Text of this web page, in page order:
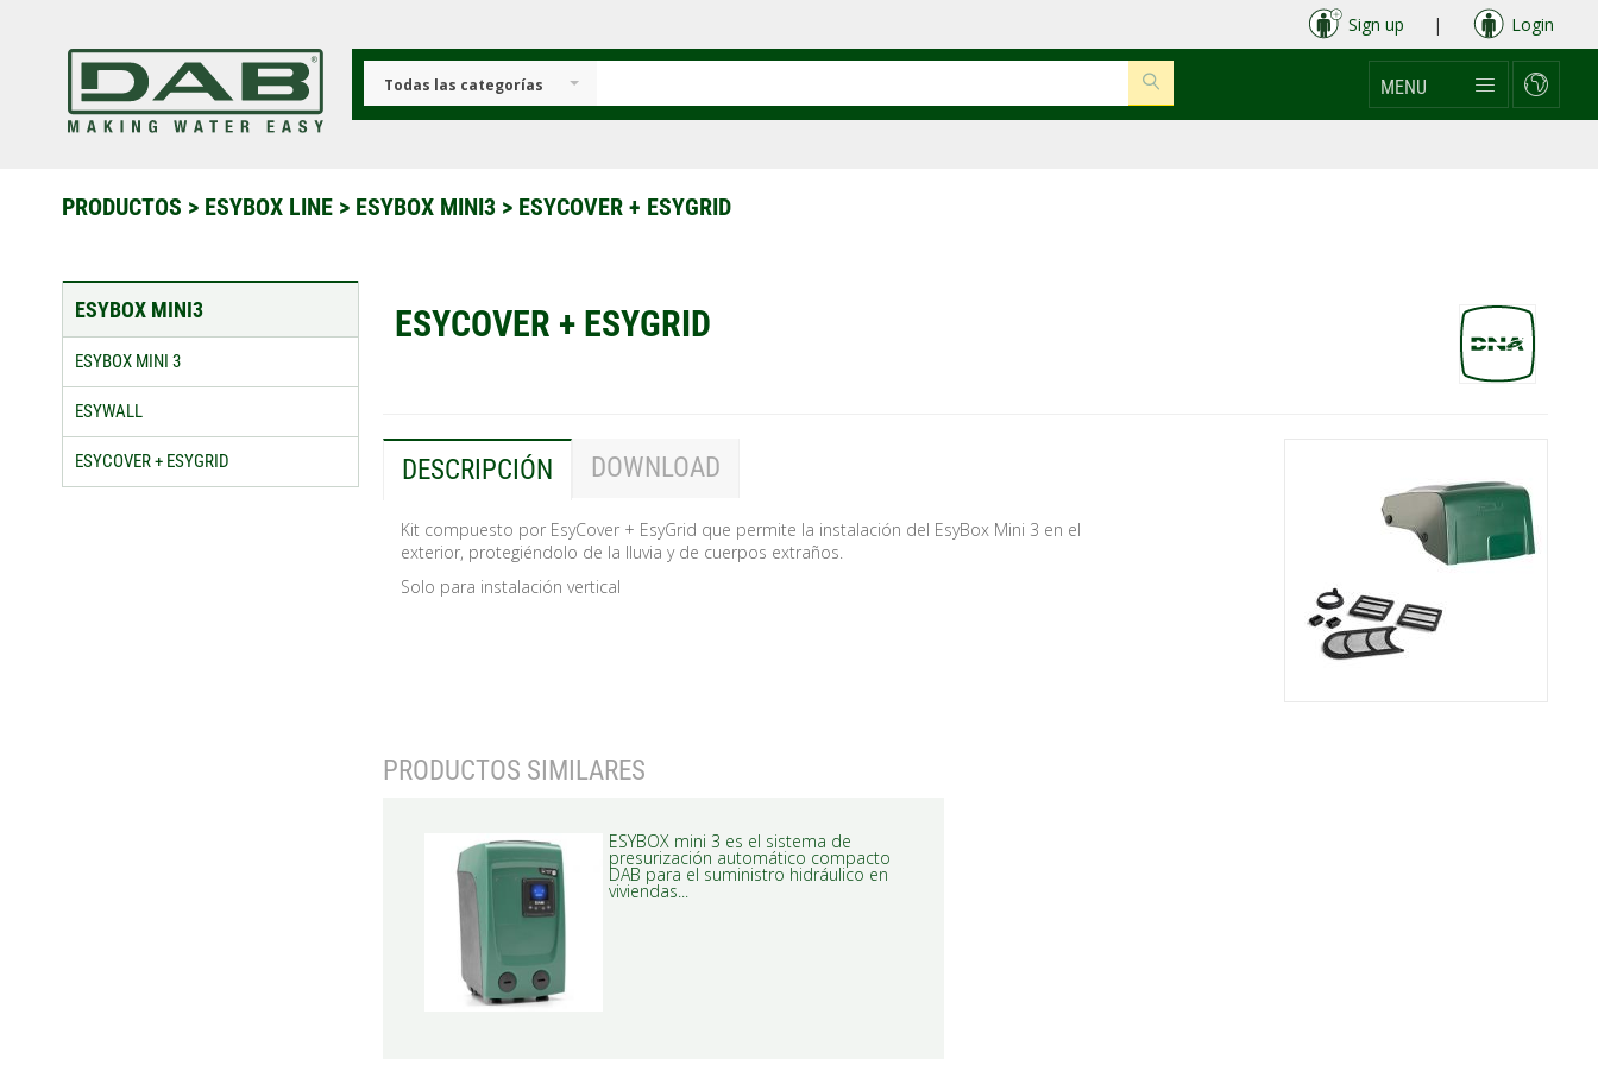
contenido
Sign up | Login
Todas las categorías MENU
PRODUCTOS > ESYBOX LINE > ESYBOX MINI3 > ESYCOVER + ESYGRID
ESYBOX MINI3
ESYBOX MINI 3
ESYWALL
ESYCOVER + ESYGRID
ESYCOVER + ESYGRID
DESCRIPCIÓN DOWNLOAD
Kit compuesto por EsyCover + EsyGrid que permite la instalación del EsyBox Mini 3 en el
exterior, protegiéndolo de la lluvia y de cuerpos extraños.
Solo para instalación vertical
PRODUCTOS SIMILARES
ESYBOX mini 3 es el sistema de
presurización automático compacto
DAB para el suministro hidráulico en
viviendas...